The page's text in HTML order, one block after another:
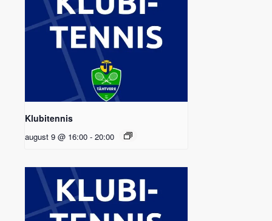
Klubitennis
august 9 @ 16:00 - 20:00